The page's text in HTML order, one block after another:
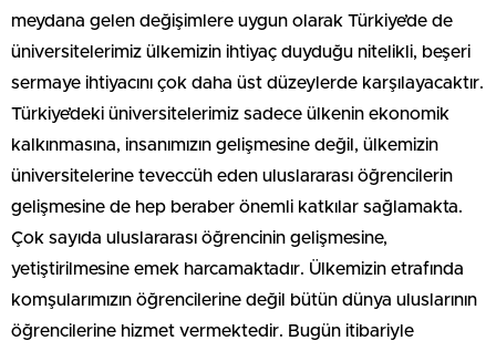
meydana gelen değişimlere uygun olarak Türkiye’de de
üniversitelerimiz ülkemizin ihtiyaç duyduğu nitelikli, beşeri
sermaye ihtiyacını çok daha üst düzeylerde karşılayacaktır.
Türkiye’deki üniversitelerimiz sadece ülkenin ekonomik
kalkınmasına, insanımızın gelişmesine değil, ülkemizin
üniversitelerine teveccüh eden uluslararası öğrencilerin
gelişmesine de hep beraber önemli katkılar sağlamakta.
Çok sayıda uluslararası öğrencinin gelişmesine,
yetiştirilmesine emek harcamaktadır. Ülkemizin etrafında
komşularımızın öğrencilerine değil bütün dünya uluslarının
öğrencilerine hizmet vermektedir. Bugün itibariyle